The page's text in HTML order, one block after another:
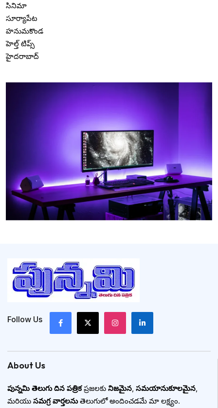
సినిమా
సూర్యాపేట
హనుమకొండ
హెల్త్ టిప్స్
హైదరాబాద్
Follow Us
About Us
పున్నమి తెలుగు దిన పత్రికప్రజలకు నిజమైన సమయానుకూలమైన
మరియు సమగ్ర వార్తలనుతెలుగులో అందించడమే మా లక్ష్యం.